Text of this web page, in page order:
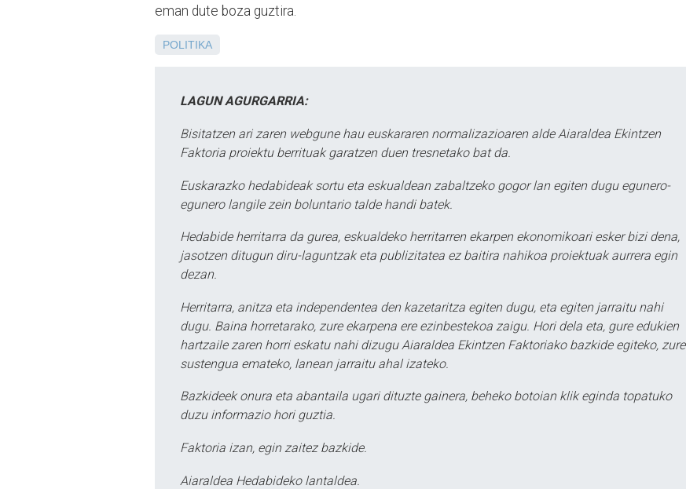
eman dute boza guztira.
POLITIKA
LAGUN AGURGARRIA:
Bisitatzen ari zaren webgune hau euskararen normalizazioaren alde Aiaraldea Ekintzen
Faktoria proiektu berrituak garatzen duen tresnetako bat da.
Euskarazko hedabideak sortu eta eskualdean zabaltzeko gogor lan egiten dugu egunero-
egunero langile zein boluntario talde handi batek.
Hedabide herritarra da gurea, eskualdeko herritarren ekarpen ekonomikoari esker bizi dena,
jasotzen ditugun diru-laguntzak eta publizitatea ez baitira nahikoa proiektuak aurrera egin
dezan.
Herritarra, anitza eta independentea den kazetaritza egiten dugu, eta egiten jarraitu nahi
dugu. Baina horretarako, zure ekarpena ere ezinbestekoa zaigu. Hori dela eta, gure edukien
hartzaile zaren horri eskatu nahi dizugu Aiaraldea Ekintzen Faktoriako bazkide egiteko, zure
sustengua emateko, lanean jarraitu ahal izateko.
Bazkideek onura eta abantaila ugari dituzte gainera, beheko botoian klik eginda topatuko
duzu informazio hori guztia.
Faktoria izan, egin zaitez bazkide.
Aiaraldea Hedabideko lantaldea.